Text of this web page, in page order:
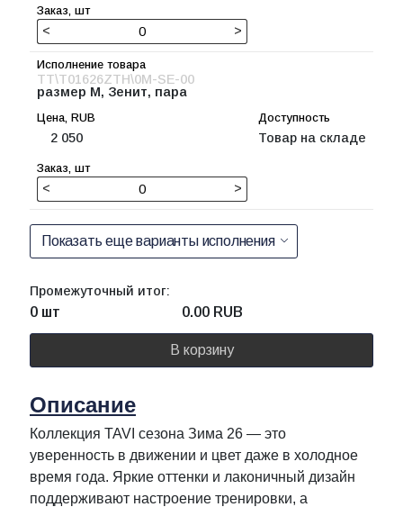
< >
TT\T01626ZTH\0M-SE-00
размер M, Зенит, пара
2 050 Товар на складе
< >
Показать еще варианты исполнения
Промежуточный итог:
0 шт 0.00 RUB
В корзину
Описание
Коллекция TAVI сезона Зима 26 — это
уверенность в движении и цвет даже в холодное
время года. Яркие оттенки и лаконичный дизайн
поддерживают настроение тренировки, а